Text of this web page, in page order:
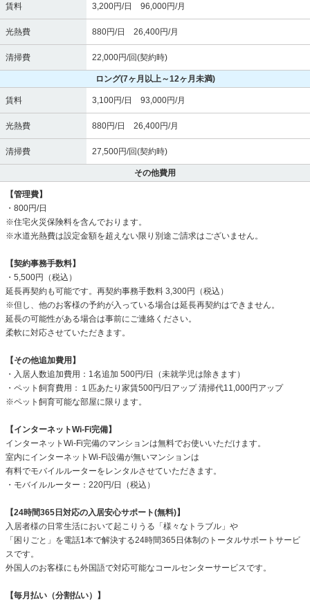
賃料 3,200円/日 96,000円/月
光熱費 880円/日 26,400円/月
清掃費 22,000円/回(契約時)
ロング(7ヶ月以上～12ヶ月未満)
賃料 3,100円/日 93,000円/月
光熱費 880円/日 26,400円/月
清掃費 27,500円/回(契約時)
その他費用
【管理費】
・800円/日
※住宅火災保険料を含んでおります。
※水道光熱費は設定金額を超えない限り別途ご請求はございません。
【契約事務手数料】
・5,500円（税込）
延長再契約も可能です。再契約事務手数料 3,300円（税込）
※但し、他のお客様の予約が入っている場合は延長再契約はできません。
延長の可能性がある場合は事前にご連絡ください。
柔軟に対応させていただきます。
【その他追加費用】
・入居人数追加費用：1名追加 500円/日（未就学児は除きます）
・ペット飼育費用：１匹あたり家賃500円/日アップ 清掃代11,000円アップ
※ペット飼育可能な部屋に限ります。
【インターネットWi-Fi完備】
インターネットWi-Fi完備のマンションは無料でお使いいただけます。
室内にインターネットWi-Fi設備が無いマンションは
有料でモバイルルーターをレンタルさせていただきます。
・モバイルルーター：220円/日（税込）
【24時間365日対応の入居安心サポート(無料)】
入居者様の日常生活において起こりうる「様々なトラブル」や
「困りごと」を電話1本で解決する24時間365日体制のトータルサポートサービ
スです。
外国人のお客様にも外国語で対応可能なコールセンターサービスです。
【毎月払い（分割払い）】